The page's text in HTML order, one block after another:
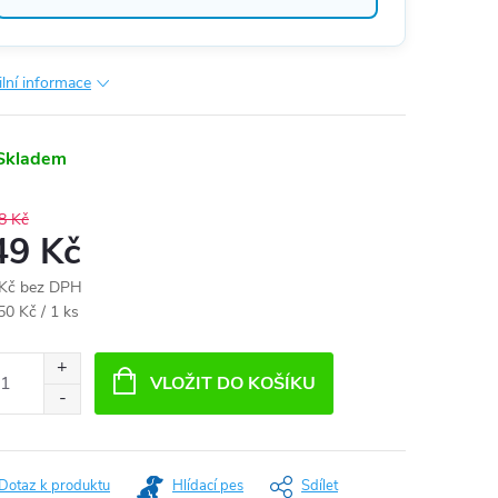
informace
Kč
Kč
bez DPH
Kč / 1 ks
VLOŽIT DO KOŠÍKU
Dotaz k produktu Hlídací pes Sdílet